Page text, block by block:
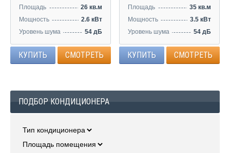
Площадь
26 кв.м
Мощность
2.6 кВт
Уровень шума
54 дБ
КУПИТЬ СМОТРЕТЬ
Площадь
35 кв.м
Мощность
3.5 кВт
Уровень шума
54 дБ
КУПИТЬ СМОТРЕТЬ
ПОДБОР КОНДИЦИОНЕРА